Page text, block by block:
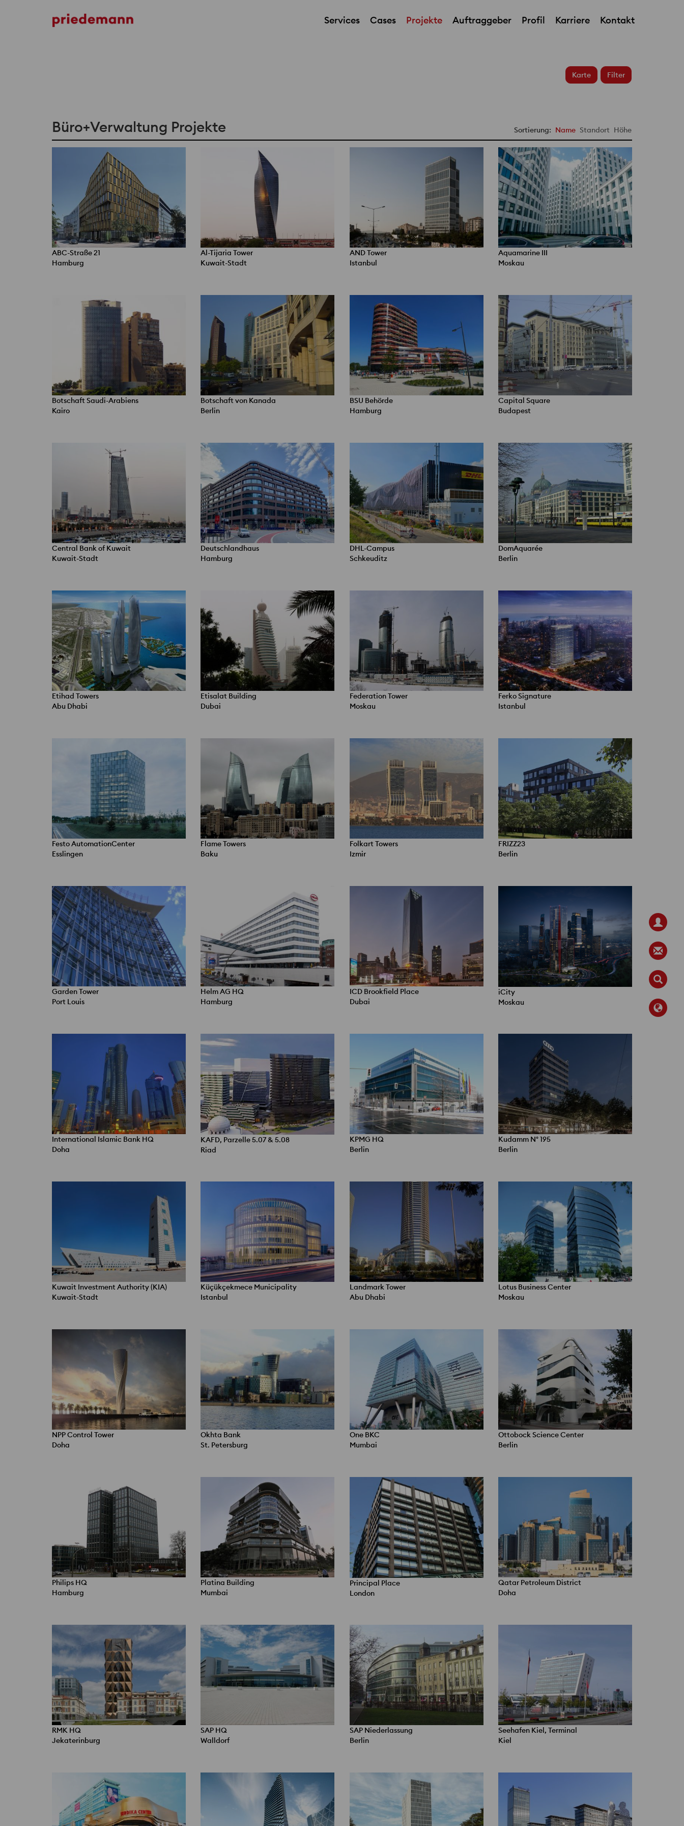
Services Cases Projekte Auftraggeber Profil Karriere Kontakt
Karte Filter
Büro+Verwaltung Projekte Sortierung: Name Standort Höhe
ABC-Straße 21
Hamburg
Al-Tijaria Tower
Kuwait-Stadt
AND Tower
Istanbul
Aquamarine III
Moskau
Botschaft Saudi-Arabiens
Kairo
Botschaft von Kanada
Berlin
BSU Behörde
Hamburg
Capital Square
Budapest
Central Bank of Kuwait
Kuwait-Stadt
Deutschlandhaus
Hamburg
DHL-Campus
Schkeuditz
DomAquarée
Berlin
Etihad Towers
Abu Dhabi
Etisalat Building
Dubai
Federation Tower
Moskau
Ferko Signature
Istanbul
Festo AutomationCenter
Esslingen
Flame Towers
Baku
Folkart Towers
Izmir
FRIZZ23
Berlin
Garden Tower
Port Louis
Helm AG HQ
Hamburg
ICD Brookfield Place
Dubai
iCity
Moskau
International Islamic Bank HQ
Doha
KAFD, Parzelle 5.07 & 5.08
Riad
KPMG HQ
Berlin
Kudamm N° 195
Berlin
Kuwait Investment Authority (KIA)
Kuwait-Stadt
Küçükçekmece Municipality
Istanbul
Landmark Tower
Abu Dhabi
Lotus Business Center
Moskau
NPP Control Tower
Doha
Okhta Bank
St. Petersburg
One BKC
Mumbai
Ottobock Science Center
Berlin
Philips HQ
Hamburg
Platina Building
Mumbai
Principal Place
London
Qatar Petroleum District
Doha
RMK HQ
Jekaterinburg
SAP HQ
Walldorf
SAP Niederlassung
Berlin
Seehafen Kiel, Terminal
Kiel